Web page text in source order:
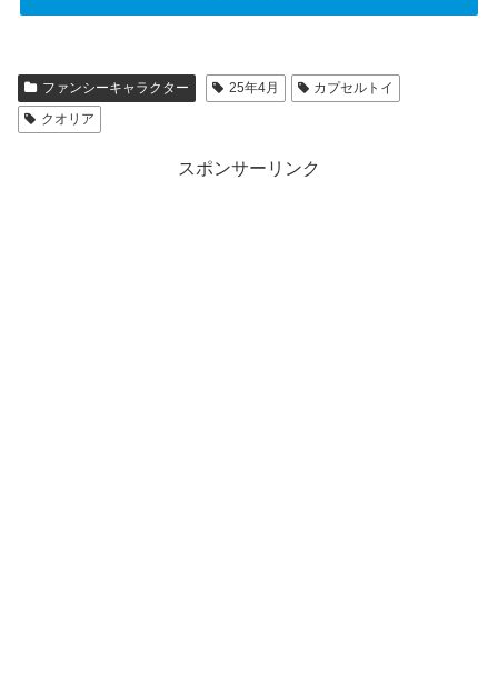
ファンシーキャラクター 25年4月
カプセルトイ
クオリア
スポンサーリンク